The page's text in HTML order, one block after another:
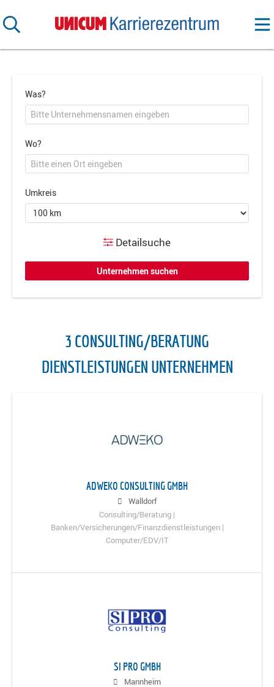
Was?
Wo?
Umkreis
Detailsuche
3 CONSULTING/BERATUNG
DIENSTLEISTUNGEN UNTERNEHMEN
ADWEKO CONSULTING GMBH
Walldorf
Consulting/Beratung |
Banken/Versicherungen/Finanzdienstleistungen |
Computer/EDV/IT
SI PRO GMBH
Mannheim